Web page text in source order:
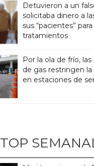
Detuvieron a un
solicitaba dinero a
sus “pacientes”
tratamientos
Por la ola de frío,
de gas restringen
en estaciones de
TOP